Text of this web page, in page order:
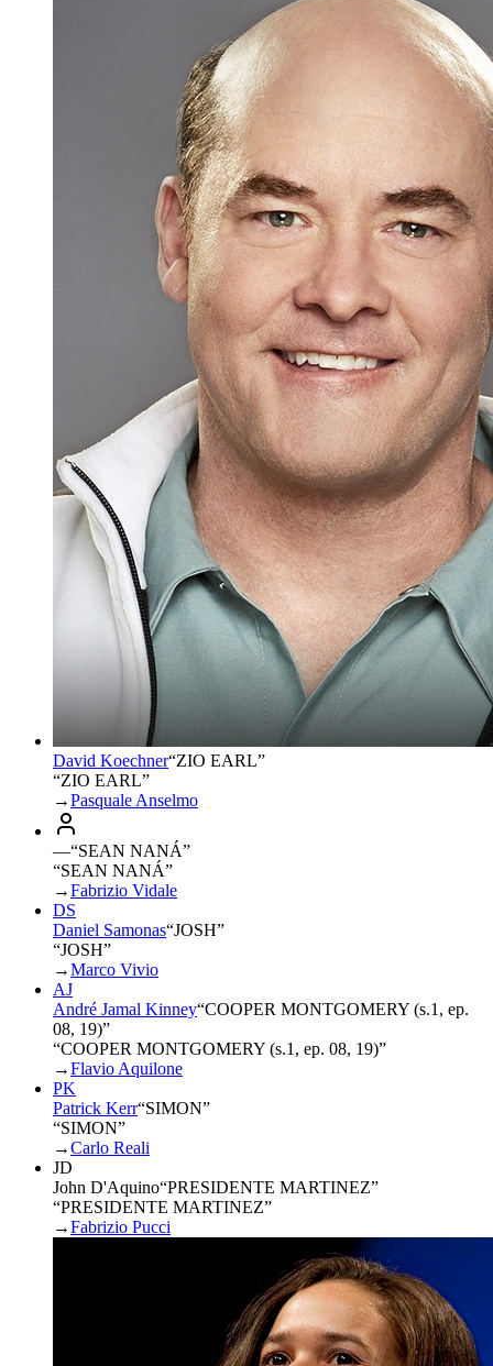
David Koechner“ZIO EARL”
“ZIO EARL”
→Pasquale Anselmo
—“SEAN NANÁ”
“SEAN NANÁ”
→Fabrizio Vidale
DS
Daniel Samonas“JOSH”
“JOSH”
→Marco Vivio
AJ
André Jamal Kinney“COOPER MONTGOMERY (s.1, ep.
08, 19)”
“COOPER MONTGOMERY (s.1, ep. 08, 19)”
→Flavio Aquilone
PK
Patrick Kerr“SIMON”
“SIMON”
→Carlo Reali
JD
John D'Aquino“PRESIDENTE MARTINEZ”
“PRESIDENTE MARTINEZ”
→Fabrizio Pucci